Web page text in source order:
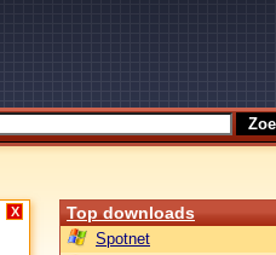
X Top downloads
Spotnet